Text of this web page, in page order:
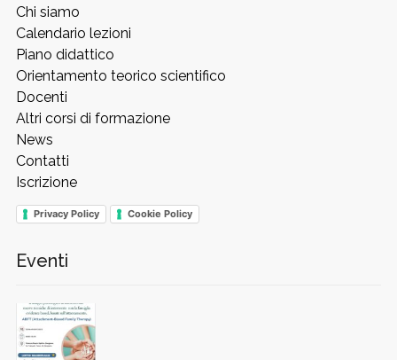
Chi siamo
Calendario lezioni
Piano didattico
Orientamento teorico scientifico
Docenti
Altri corsi di formazione
News
Contatti
Iscrizione
Privacy Policy Cookie Policy
Eventi